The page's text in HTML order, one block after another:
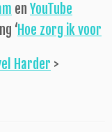
en YouTube
‘Hoe zorg ik voor
Harder >